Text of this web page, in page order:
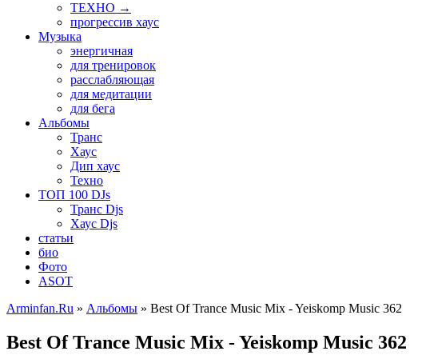
ТЕХНО →
прогрессив хаус
Музыка
энергичная
для тренировок
расслабляющая
для медитации
для бега
Альбомы
Транс
Хаус
Дип хаус
Техно
ТОП 100 DJs
Транс Djs
Хаус Djs
статьи
био
Фото
ASOT
Arminfan.Ru » Альбомы » Best Of Trance Music Mix - Yeiskomp Music 362
Best Of Trance Music Mix - Yeiskomp Music 362